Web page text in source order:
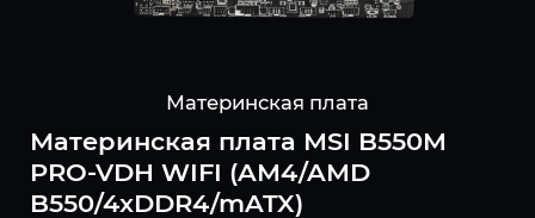
Материнская плата
Материнская плата MSI B550M
PRO-VDH WIFI (AM4/AMD
B550/4xDDR4/mATX)